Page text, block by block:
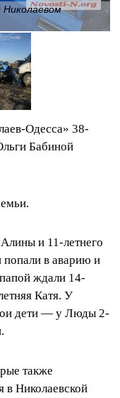
Николаевом
Одесса» 38-
Бабиной
и 11-летнего
попали в аварию и
ждали 14-
Катя. У
дети — у Люды 2-
также
в Николаевской